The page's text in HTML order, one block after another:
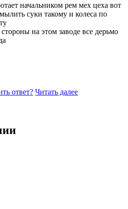
начальником рем мех цеха вот
суки такому и колеса по
на этом заводе все дерьмо
ответ? Читать далее